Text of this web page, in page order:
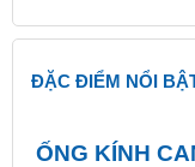
ĐẶC ĐIỂM NỔI
ỐNG KÍNH